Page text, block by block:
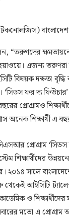
“তরুণদের
এজন্য তরুণরা
বিষয়ক দক্ষতা
‘সিডস ফর দ্য
প্রোগ্রামও
অনেক শিক্ষার্থী এ
প্রোগ্রাম ‘সিডস
শিক্ষার্থীদের
২০১৪ সালে
থেকেই আইসিটি
ও
মতো এ